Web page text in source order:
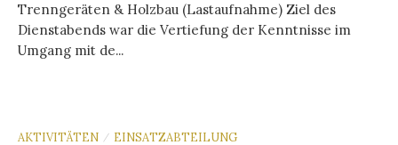
Trenngeräten & Holzbau (Lastaufnahme) Ziel des
Dienstabends war die Vertiefung der Kenntnisse im
Umgang mit de...
AKTIVITÄTEN / EINSATZABTEILUNG